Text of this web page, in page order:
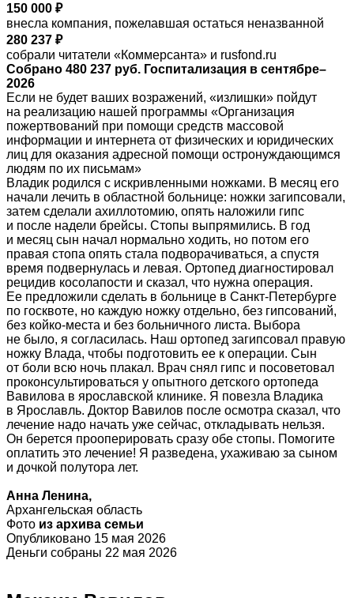
150 000 ₽
внесла компания, пожелавшая остаться неназванной
280 237 ₽
собрали читатели «Коммерсанта» и rusfond.ru
Собрано 480 237 руб. Госпитализация в сентябре–
2026
Если не будет ваших возражений, «излишки» пойдут
на реализацию нашей программы «Организация
пожертвований при помощи средств массовой
информации и интернета от физических и юридических
лиц для оказания адресной помощи остронуждающимся
людям по их письмам»
Владик родился с искривленными ножками. В месяц его
начали лечить в областной больнице: ножки загипсовали,
затем сделали ахиллотомию, опять наложили гипс
и после надели брейсы. Стопы выпрямились. В год
и месяц сын начал нормально ходить, но потом его
правая стопа опять стала подворачиваться, а спустя
время подвернулась и левая. Ортопед диагностировал
рецидив косолапости и сказал, что нужна операция.
Ее предложили сделать в больнице в Санкт-Петербурге
по госквоте, но каждую ножку отдельно, без гипсований,
без койко-места и без больничного листа. Выбора
не было, я согласилась. Наш ортопед загипсовал правую
ножку Влада, чтобы подготовить ее к операции. Сын
от боли всю ночь плакал. Врач снял гипс и посоветовал
проконсультироваться у опытного детского ортопеда
Вавилова в ярославской клинике. Я повезла Владика
в Ярославль. Доктор Вавилов после осмотра сказал, что
лечение надо начать уже сейчас, откладывать нельзя.
Он берется прооперировать сразу обе стопы. Помогите
оплатить это лечение! Я разведена, ухаживаю за сыном
и дочкой полутора лет.
Анна Ленина,
Архангельская область
Фото из архива семьи
Опубликовано 15 мая 2026
Деньги собраны 22 мая 2026